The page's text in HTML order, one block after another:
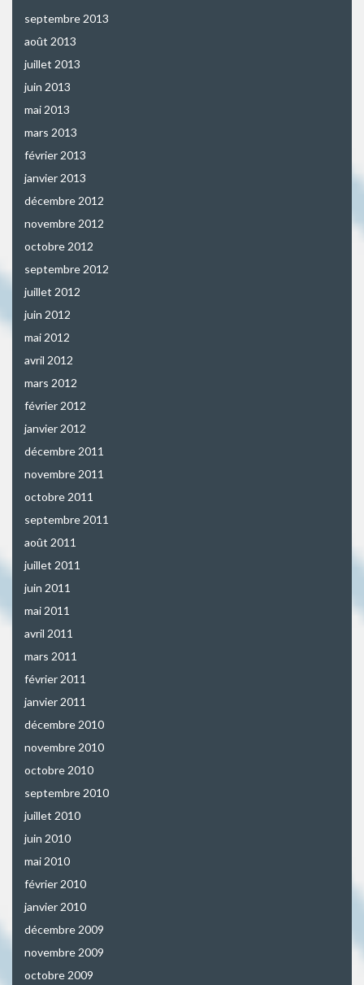
septembre 2013
août 2013
juillet 2013
juin 2013
mai 2013
mars 2013
février 2013
janvier 2013
décembre 2012
novembre 2012
octobre 2012
septembre 2012
juillet 2012
juin 2012
mai 2012
avril 2012
mars 2012
février 2012
janvier 2012
décembre 2011
novembre 2011
octobre 2011
septembre 2011
août 2011
juillet 2011
juin 2011
mai 2011
avril 2011
mars 2011
février 2011
janvier 2011
décembre 2010
novembre 2010
octobre 2010
septembre 2010
juillet 2010
juin 2010
mai 2010
février 2010
janvier 2010
décembre 2009
novembre 2009
octobre 2009